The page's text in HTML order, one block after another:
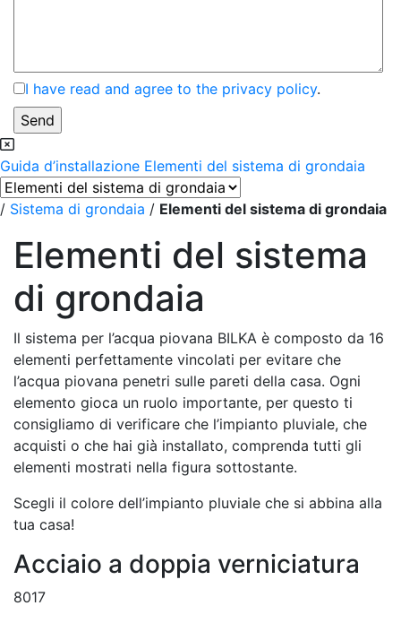
I have read and agree to the privacy policy.
Guida d’installazione Elementi del sistema di grondaia
/ Sistema di grondaia / Elementi del sistema di grondaia
Elementi del sistema
di grondaia
Il sistema per l’acqua piovana BILKA è composto da 16
elementi perfettamente vincolati per evitare che
l’acqua piovana penetri sulle pareti della casa. Ogni
elemento gioca un ruolo importante, per questo ti
consigliamo di verificare che l’impianto pluviale, che
acquisti o che hai già installato, comprenda tutti gli
elementi mostrati nella figura sottostante.
Scegli il colore dell’impianto pluviale che si abbina alla
tua casa!
Acciaio a doppia verniciatura
8017